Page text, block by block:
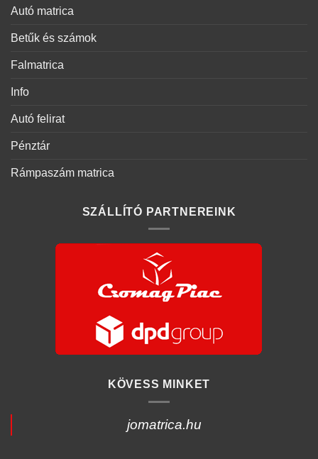
Autó matrica
Betűk és számok
Falmatrica
Info
Autó felirat
Pénztár
Rámpaszám matrica
SZÁLLÍTÓ PARTNEREINK
KÖVESS MINKET
jomatrica.hu